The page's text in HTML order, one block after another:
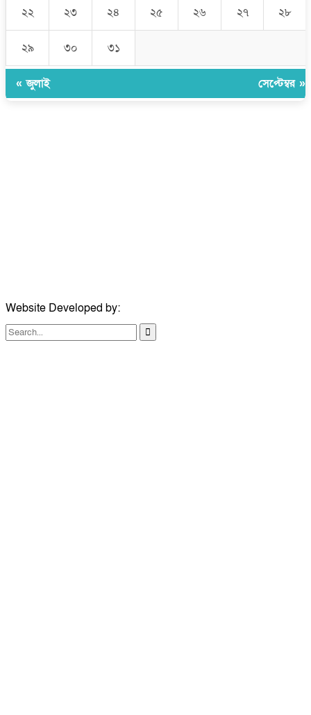
২২ ২৩ ২৪ ২৫ ২৬ ২৭ ২৮
২৯ ৩০ ৩১
« জুলাই সেপ্টেম্বর »
Website Developed by: